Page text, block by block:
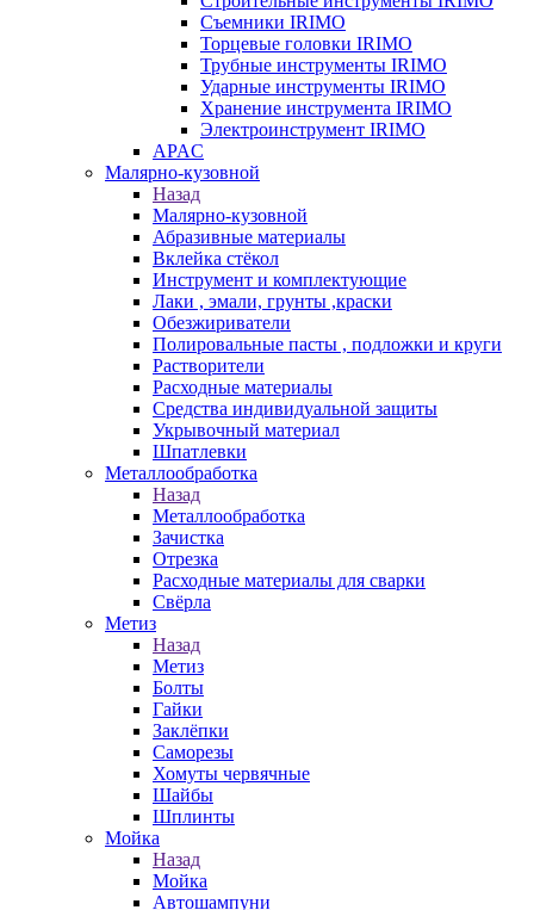
Съемники IRIMO
Торцевые головки IRIMO
Трубные инструменты IRIMO
Ударные инструменты IRIMO
Хранение инструмента IRIMO
Электроинструмент IRIMO
APAC
Малярно-кузовной
Назад
Малярно-кузовной
Абразивные материалы
Вклейка стёкол
Инструмент и комплектующие
Лаки , эмали, грунты ,краски
Обезжириватели
Полировальные пасты , подложки и круги
Растворители
Расходные материалы
Средства индивидуальной защиты
Укрывочный материал
Шпатлевки
Металлообработка
Назад
Металлообработка
Зачистка
Отрезка
Расходные материалы для сварки
Свёрла
Метиз
Назад
Метиз
Болты
Гайки
Заклёпки
Саморезы
Хомуты червячные
Шайбы
Шплинты
Мойка
Назад
Мойка
Автошампуни